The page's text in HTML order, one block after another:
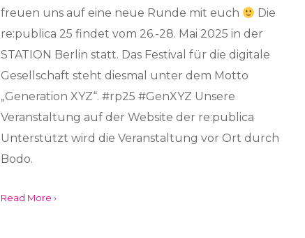
freuen uns auf eine neue Runde mit euch
Die
re:publica 25 findet vom 26.-28. Mai 2025 in der
STATION Berlin statt. Das Festival für die digitale
Gesellschaft steht diesmal unter dem Motto
„Generation XYZ“. #rp25 #GenXYZ Unsere
Veranstaltung auf der Website der re:publica
Unterstützt wird die Veranstaltung vor Ort durch
Bodo.
Read More ›